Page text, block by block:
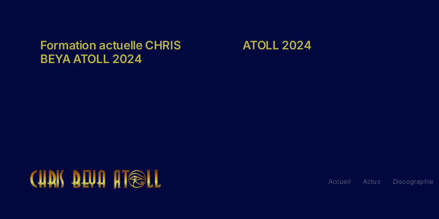
Formation actuelle CHRIS
BEYA ATOLL 2024
ATOLL 2024
Accueil Actus Discographie